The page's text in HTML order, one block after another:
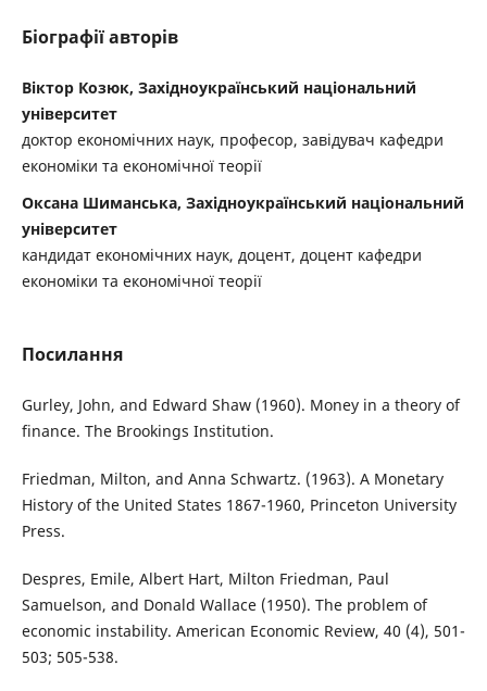
Біографії авторів
Віктор Козюк, Західноукраїнський національний
університет
доктор економічних наук, професор, завідувач кафедри
економіки та економічної теорії
Оксана Шиманська, Західноукраїнський національний
університет
кандидат економічних наук, доцент, доцент кафедри
економіки та економічної теорії
Посилання
Gurley, John, and Edward Shaw (1960). Money in a theory of
finance. The Brookings Institution.
Friedman, Milton, and Anna Schwartz. (1963). A Monetary
History of the United States 1867-1960, Princeton University
Press.
Despres, Emile, Albert Hart, Milton Friedman, Paul
Samuelson, and Donald Wallace (1950). The problem of
economic instability. American Economic Review, 40 (4), 501-
503; 505-538.